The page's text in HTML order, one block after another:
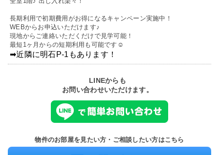
長期利用で初期費用がお得になるキャンペーン実施中！
WEBからお申込いただけます♪
現地からご連絡いただくだけで見学可能！
最短1ヶ月からの短期利用も可能です☺
➡近隣に明石P-1もあります！
LINEからも
お問い合わせいただけます。
物件のお部屋を見たい方・ご相談したい方はこちら